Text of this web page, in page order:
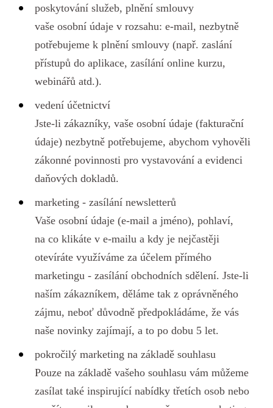
poskytování služeb, plnění smlouvy
vaše osobní údaje v rozsahu: e-mail, nezbytně
potřebujeme k plnění smlouvy (např. zaslání
přístupů do aplikace, zasílání online kurzu,
webinářů atd.).
vedení účetnictví
Jste-li zákazníky, vaše osobní údaje (fakturační
údaje) nezbytně potřebujeme, abychom vyhověli
zákonné povinnosti pro vystavování a evidenci
daňových dokladů.
marketing - zasílání newsletterů
Vaše osobní údaje (e-mail a jméno), pohlaví,
na co klikáte v e-mailu a kdy je nejčastěji
otevíráte využíváme za účelem přímého
marketingu - zasílání obchodních sdělení. Jste-li
naším zákazníkem, děláme tak z oprávněného
zájmu, neboť důvodně předpokládáme, že vás
naše novinky zajímají, a to po dobu 5 let.
pokročilý marketing na základě souhlasu
Pouze na základě vašeho souhlasu vám můžeme
zasílat také inspirující nabídky třetích osob nebo